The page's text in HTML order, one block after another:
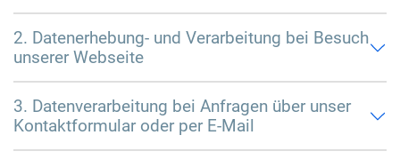
2. Datenerhebung- und Verarbeitung bei Besuch
unserer Webseite
3. Datenverarbeitung bei Anfragen über unser
Kontaktformular oder per E-Mail